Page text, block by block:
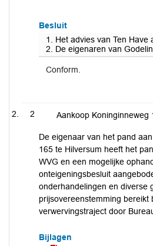
Besluit
1. Het advies van Ten
2. De eigenaren van
Conform.
2 Aankoop Koninginneweg
De eigenaar van het pand
165 te Hilversum heeft het
WVG en een mogelijke
onteigeningsbesluit
onderhandelingen en diverse
prijsovereenstemming bereikt
verwervingstraject door
Bijlagen